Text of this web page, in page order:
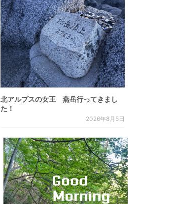
北アルプスの女王 燕岳行ってきまし
た！
2026年8月5日